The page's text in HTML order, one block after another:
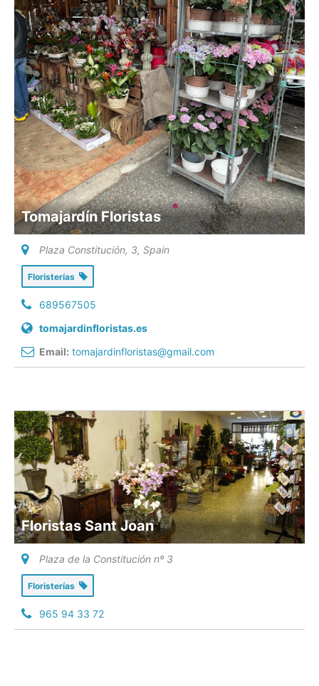
Tomajardín Floristas
Plaza Constitución, 3, Spain
Floristerías
689567505
tomajardinfloristas.es
Email: tomajardinfloristas@gmail.com
Floristas Sant Joan
Plaza de la Constitución nº 3
Floristerías
965 94 33 72